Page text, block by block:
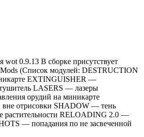
wot 0.9.13 В сборке присутствует
(Список модулей: DESTRUCTION
EXTINGUISHER —
LASERS — лазеры
орудий на миникарте
отрисовки SHADOW — тень
растительности RELOADING 2.0 —
— попадания по не засвеченной